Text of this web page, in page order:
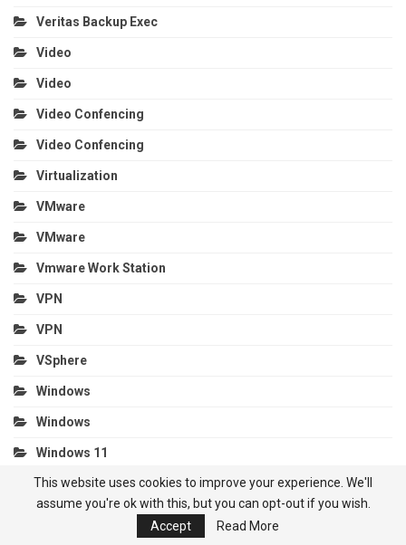
Veritas Backup Exec
Video
Video
Video Confencing
Video Confencing
Virtualization
VMware
VMware
Vmware Work Station
VPN
VPN
VSphere
Windows
Windows
Windows 11
Windows Server
Windows Server 2022
This website uses cookies to improve your experience. We'll
assume you're ok with this, but you can opt-out if you wish.
Accept
Read More